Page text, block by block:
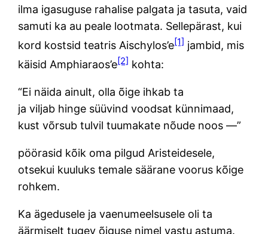
ilma igasuguse rahalise palgata ja tasuta, vaid
samuti ka au peale lootmata. Sellepärast, kui
kord kostsid teatris Aischylos’e[1] jambid, mis
käisid Amphiaraos’e[2] kohta:
“Ei näida ainult, olla õige ihkab ta
ja viljab hinge süüvind voodsat künnimaad,
kust võrsub tulvil tuumakate nõude noos —”
pöörasid kõik oma pilgud Aristeidesele,
otsekui kuuluks temale säärane voorus kõige
rohkem.
Ka ägedusele ja vaenumeelsusele oli ta
äärmiselt tugev õiguse nimel vastu astuma.